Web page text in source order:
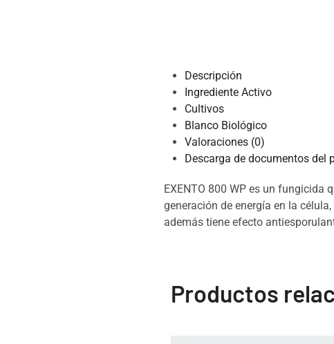
Descripción
Ingrediente Activo
Cultivos
Blanco Biológico
Valoraciones (0)
Descarga de documentos del
EXENTO 800 WP es un fungicida
generación de energía en la
además tiene efecto
Productos